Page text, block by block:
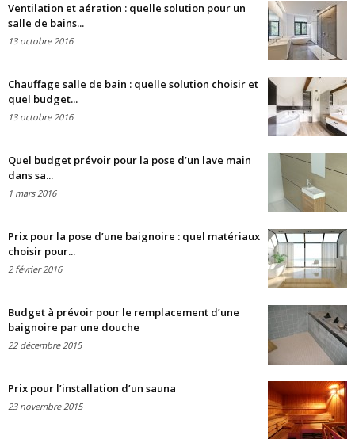
Ventilation et aération : quelle solution pour un
salle de bains...
13 octobre 2016
Chauffage salle de bain : quelle solution choisir et
quel budget...
13 octobre 2016
Quel budget prévoir pour la pose d’un lave main
dans sa...
1 mars 2016
Prix pour la pose d’une baignoire : quel matériaux
choisir pour...
2 février 2016
Budget à prévoir pour le remplacement d’une
baignoire par une douche
22 décembre 2015
Prix pour l’installation d’un sauna
23 novembre 2015